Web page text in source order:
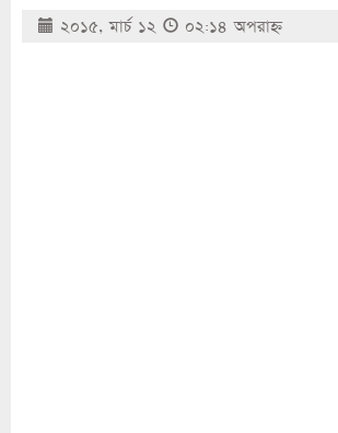
২০১৫, মার্চ ১২ ০২:১৪ অপরাহ্ণ